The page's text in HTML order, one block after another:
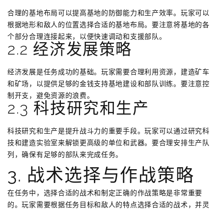
合理的基地布局可以提高基地的防御能力和生产效率。玩家可以
根据地形和敌人的位置选择合适的基地布局。要注意将基地的各
个部分合理连接起来，以便快速调动和支援部队。
2.2 经济发展策略
经济发展是任务成功的基础。玩家需要合理利用资源，建造矿车
和矿场，以提供足够的金钱支持基地建设和部队训练。要注意控
制开支，避免资源的浪费。
2.3 科技研究和生产
科技研究和生产是提升战斗力的重要手段。玩家可以通过研究科
技和建造实验室来解锁更高级的单位和武器。要合理安排生产队
列，确保有足够的部队来完成任务。
3. 战术选择与作战策略
在任务中，选择合适的战术和制定正确的作战策略是非常重要
的。玩家需要根据任务目标和敌人的特点选择合适的战术，并灵